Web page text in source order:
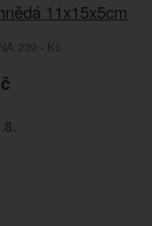
11x15x5cm
239.- Kč